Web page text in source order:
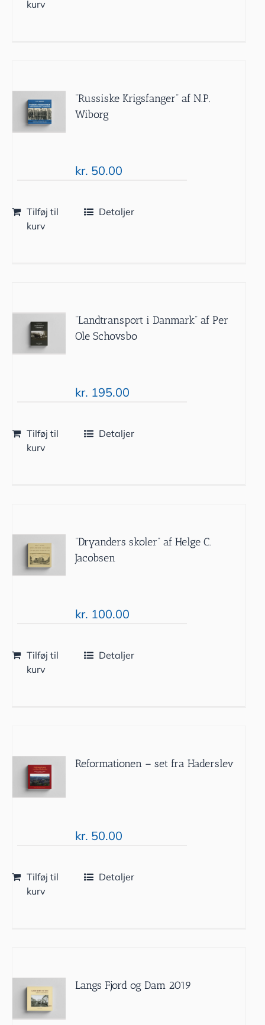
kurv
“Russiske Krigsfanger” af N.P.
Wiborg
kr. 50.00
Tilføj til
kurv
Detaljer
“Landtransport i Danmark” af Per
Ole Schovsbo
kr. 195.00
Tilføj til
kurv
Detaljer
“Dryanders skoler” af Helge C.
Jacobsen
kr. 100.00
Tilføj til
kurv
Detaljer
Reformationen – set fra Haderslev
kr. 50.00
Tilføj til
kurv
Detaljer
Langs Fjord og Dam 2019